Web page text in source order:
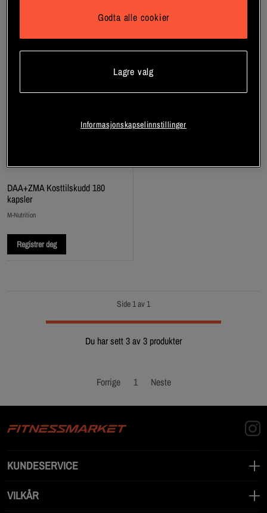
DAA+ZMA Kosttilskudd 180
kapsler
M-Nutrition
Registrer deg
Side 1 av 1
Du har sett 3 av 3 produkter
Forrige 1 Neste
KUNDESERVICE
VILKÅR
Godta alle cookier
Lagre valg
Informasjonskapselinnstillinger